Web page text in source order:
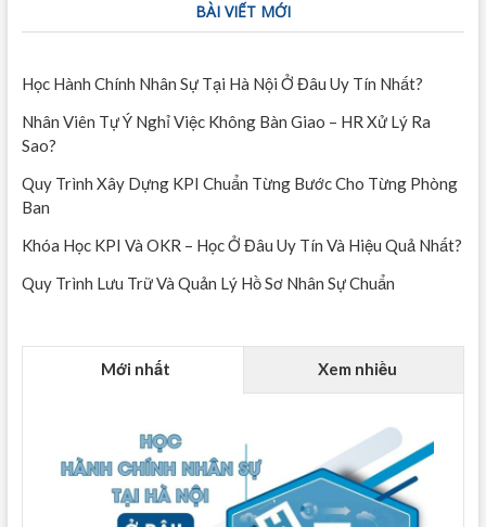
BÀI VIẾT MỚI
Học Hành Chính Nhân Sự Tại Hà Nội Ở Đâu Uy Tín Nhất?
Nhân Viên Tự Ý Nghỉ Việc Không Bàn Giao – HR Xử Lý Ra
Sao?
Quy Trình Xây Dựng KPI Chuẩn Từng Bước Cho Từng Phòng
Ban
Khóa Học KPI Và OKR – Học Ở Đâu Uy Tín Và Hiệu Quả Nhất?
Quy Trình Lưu Trữ Và Quản Lý Hồ Sơ Nhân Sự Chuẩn
Mới nhất Xem nhiều